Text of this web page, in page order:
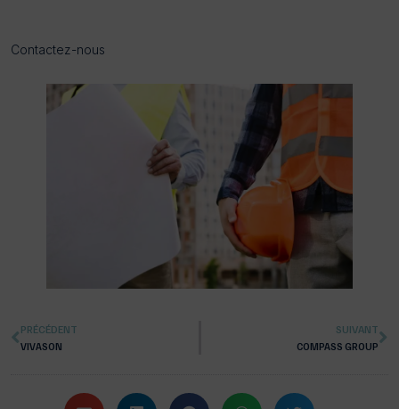
Contactez-nous
PRÉCÉDENT
VIVASON
SUIVANT
COMPASS GROUP